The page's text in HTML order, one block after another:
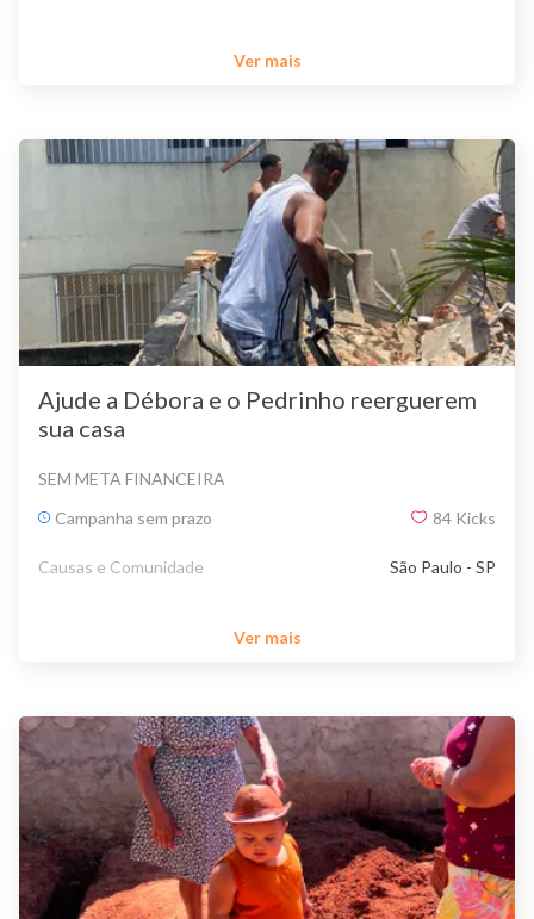
Ver mais
Ajude a Débora e o Pedrinho reerguerem
sua casa
SEM META FINANCEIRA
Campanha sem prazo
84 Kicks
Causas e Comunidade São Paulo - SP
Ver mais